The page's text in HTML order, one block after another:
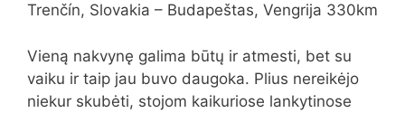
Trenčín, Slovakia – Budapeštas, Vengrija 330km
Vieną nakvynę galima būtų ir atmesti, bet su
vaiku ir taip jau buvo daugoka. Plius nereikėjo
niekur skubėti, stojom kaikuriose lankytinose